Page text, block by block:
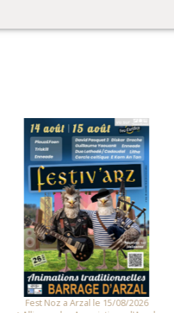
Fest Noz a Arzal le 15/08/2026